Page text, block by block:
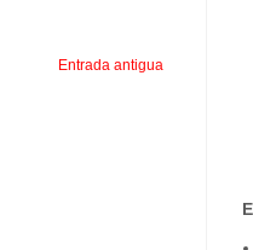
Entrada antigua